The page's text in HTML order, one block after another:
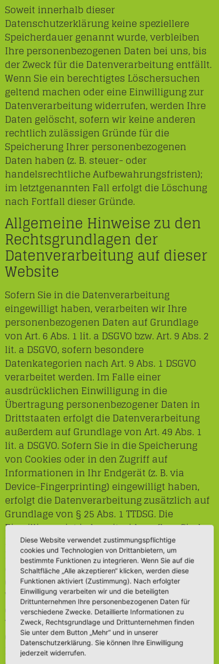
Soweit innerhalb dieser
Datenschutzerklärung keine speziellere
Speicherdauer genannt wurde, verbleiben
Ihre personenbezogenen Daten bei uns, bis
der Zweck für die Datenverarbeitung entfällt.
Wenn Sie ein berechtigtes Löschersuchen
geltend machen oder eine Einwilligung zur
Datenverarbeitung widerrufen, werden Ihre
Daten gelöscht, sofern wir keine anderen
rechtlich zulässigen Gründe für die
Speicherung Ihrer personenbezogenen
Daten haben (z. B. steuer- oder
handelsrechtliche Aufbewahrungsfristen);
im letztgenannten Fall erfolgt die Löschung
nach Fortfall dieser Gründe.
Allgemeine Hinweise zu den
Rechtsgrundlagen der
Datenverarbeitung auf dieser
Website
Sofern Sie in die Datenverarbeitung
eingewilligt haben, verarbeiten wir Ihre
personenbezogenen Daten auf Grundlage
von Art. 6 Abs. 1 lit. a DSGVO bzw. Art. 9 Abs. 2
lit. a DSGVO, sofern besondere
Datenkategorien nach Art. 9 Abs. 1 DSGVO
verarbeitet werden. Im Falle einer
ausdrücklichen Einwilligung in die
Übertragung personenbezogener Daten in
Drittstaaten erfolgt die Datenverarbeitung
außerdem auf Grundlage von Art. 49 Abs. 1
lit. a DSGVO. Sofern Sie in die Speicherung
von Cookies oder in den Zugriff auf
Informationen in Ihr Endgerät (z. B. via
Device-Fingerprinting) eingewilligt haben,
erfolgt die Datenverarbeitung zusätzlich auf
Grundlage von § 25 Abs. 1 TTDSG. Die
Einwilligung ist jederzeit widerrufbar. Sind
Ihre Daten zur Vertragserfüllung oder zur
Durchführung vorvertraglicher Maßnahmen
erforderlich, verarbeiten wir Ihre Daten auf
Grundlage des Art. 6 Abs. 1 lit. b DSGVO. Des
Weiteren verarbeiten wir Ihre Daten, sofern
diese zur Erfüllung einer rechtlichen
Verpflichtung erforderlich sind auf
Grundlage von Art. 6 Abs. 1 lit. c DSGVO. Die
Datenverarbeitung kann ferner auf
Diese Website verwendet zustimmungspflichtige
cookies und Technologien von Drittanbietern, um
bestimmte Funktionen zu integrieren. Wenn Sie auf die
Schaltfläche „Alle akzeptieren“ klicken, werden diese
Funktionen aktiviert (Zustimmung). Nach erfolgter
Einwilligung verarbeiten wir und die beteiligten
Drittunternehmen Ihre personenbezogenen Daten für
verschiedene Zwecke. Detaillierte Informationen zu
Zweck, Rechtsgrundlage und Drittunternehmen finden
Sie unter dem Button „Mehr“ und in unserer
Datenschutzerklärung. Sie können Ihre Einwilligung
jederzeit widerrufen.